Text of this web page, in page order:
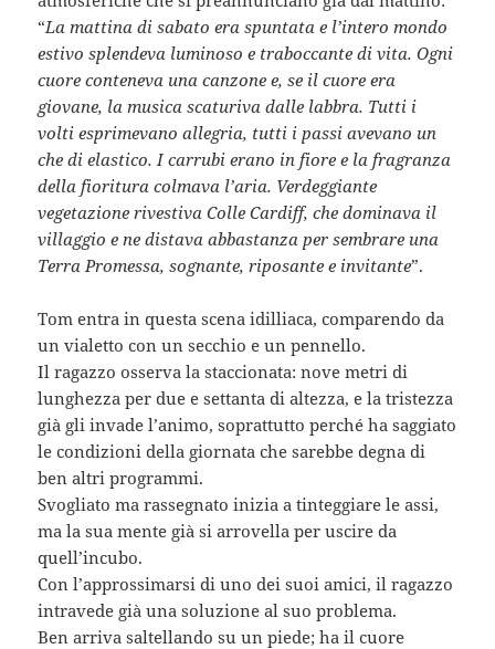
“La mattina di sabato era spuntata e l’intero mondo
estivo splendeva luminoso e traboccante di vita. Ogni
cuore conteneva una canzone e, se il cuore era
giovane, la musica scaturiva dalle labbra. Tutti i
volti esprimevano allegria, tutti i passi avevano un
che di elastico. I carrubi erano in fiore e la fragranza
della fioritura colmava l’aria. Verdeggiante
vegetazione rivestiva Colle Cardiff, che dominava il
villaggio e ne distava abbastanza per sembrare una
Terra Promessa, sognante, riposante e invitante”.
Tom entra in questa scena idilliaca, comparendo da
un vialetto con un secchio e un pennello.
Il ragazzo osserva la staccionata: nove metri di
lunghezza per due e settanta di altezza, e la tristezza
già gli invade l’animo, soprattutto perché ha saggiato
le condizioni della giornata che sarebbe degna di
ben altri programmi.
Svogliato ma rassegnato inizia a tinteggiare le assi,
ma la sua mente già si arrovella per uscire da
quell’incubo.
Con l’approssimarsi di uno dei suoi amici, il ragazzo
intravede già una soluzione al suo problema.
Ben arriva saltellando su un piede; ha il cuore